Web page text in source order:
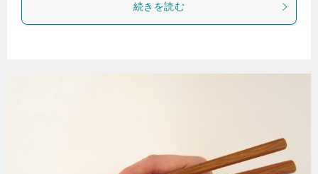
続きを読む